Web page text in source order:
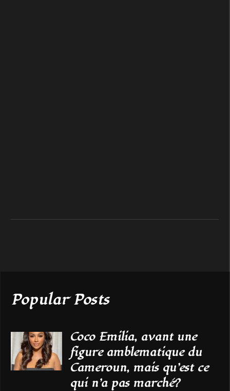
Popular Posts
Coco Emilia, avant une
figure amblematique du
Cameroun, mais qu’est ce
qui n’a pas marché?